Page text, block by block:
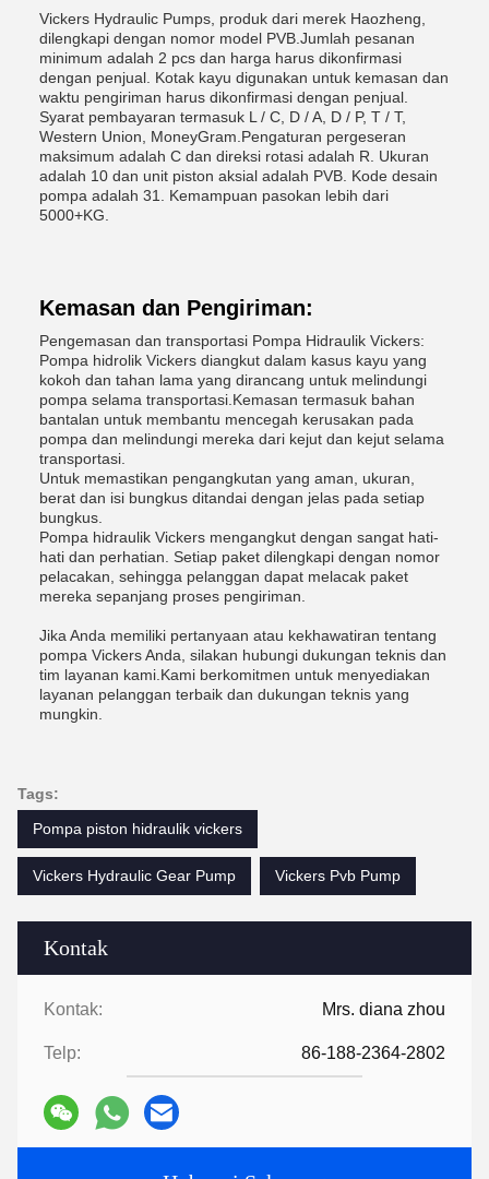
Kontak
Kontak: Mrs. diana zhou
Telp: 86-188-2364-2802
Vickers Hydraulic Pumps, produk dari merek Haozheng,
dilengkapi dengan nomor model PVB.Jumlah pesanan
minimum adalah 2 pcs dan harga harus dikonfirmasi
dengan penjual. Kotak kayu digunakan untuk kemasan dan
waktu pengiriman harus dikonfirmasi dengan penjual.
Syarat pembayaran termasuk L / C, D / A, D / P, T / T,
Western Union, MoneyGram.Pengaturan pergeseran
maksimum adalah C dan direksi rotasi adalah R. Ukuran
adalah 10 dan unit piston aksial adalah PVB. Kode desain
pompa adalah 31. Kemampuan pasokan lebih dari
5000+KG.
Kemasan dan Pengiriman:
Pengemasan dan transportasi Pompa Hidraulik Vickers:
Pompa hidrolik Vickers diangkut dalam kasus kayu yang
kokoh dan tahan lama yang dirancang untuk melindungi
pompa selama transportasi.Kemasan termasuk bahan
bantalan untuk membantu mencegah kerusakan pada
pompa dan melindungi mereka dari kejut dan kejut selama
transportasi.
Untuk memastikan pengangkutan yang aman, ukuran,
berat dan isi bungkus ditandai dengan jelas pada setiap
bungkus.
Pompa hidraulik Vickers mengangkut dengan sangat hati-
hati dan perhatian. Setiap paket dilengkapi dengan nomor
pelacakan, sehingga pelanggan dapat melacak paket
mereka sepanjang proses pengiriman.
Jika Anda memiliki pertanyaan atau kekhawatiran tentang
pompa Vickers Anda, silakan hubungi dukungan teknis dan
tim layanan kami.Kami berkomitmen untuk menyediakan
layanan pelanggan terbaik dan dukungan teknis yang
mungkin.
Tags:
Pompa piston hidraulik vickers
Vickers Hydraulic Gear Pump Vickers Pvb Pump